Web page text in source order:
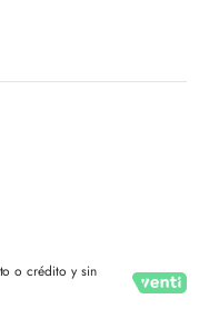
o crédito y sin